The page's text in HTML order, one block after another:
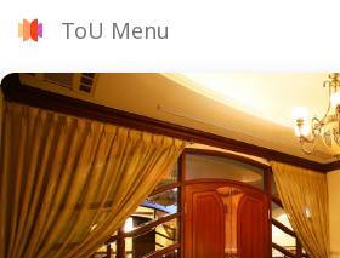
ToU Menu